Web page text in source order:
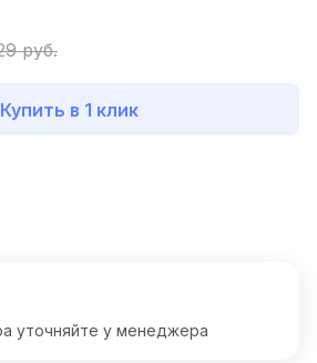
руб.
Купить в 1 клик
уточняйте у менеджера